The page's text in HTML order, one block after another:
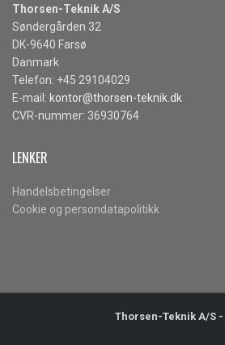
Thorsen-Teknik A/S
Søndergården 32
DK-9640 Farsø
Danmark
Telefon: +45 29104029
E-mail: kontor@thorsen-teknik.dk
CVR-nummer: 36930764
LENKER
Handelsbetingelser
Cookie og persondatapolitikk
Thorsen-Teknik A/S -